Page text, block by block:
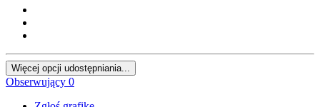
Więcej opcji udostępniania...
Obserwujący 0